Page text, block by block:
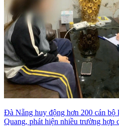
Đà Nẵng huy động hơn 200 cán bộ
Quang, phát hiện nhiều trường hợp